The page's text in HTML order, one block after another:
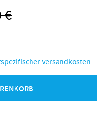
€
Versandkosten